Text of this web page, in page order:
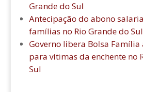
Grande do Sul
Antecipação do abono
famílias no Rio Grande do
Governo libera Bolsa
para vítimas da enchente no
Sul